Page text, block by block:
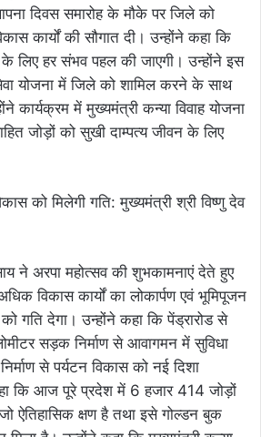
दिवस समारोह के मौके पर जिले को
कार्यों की सौगात दी। उन्होंने कहा कि
लिए हर संभव पहल की जाएगी। उन्होंने इस
योजना में जिले को शामिल करने के साथ
कार्यक्रम में मुख्यमंत्री कन्या विवाह योजना
जोड़ों को सुखी दाम्पत्य जीवन के लिए
ने अरपा महोत्सव की शुभकामनाएं देते हुए
विकास कार्यों का लोकार्पण एवं भूमिपूजन
गति देगा। उन्होंने कहा कि पेंड्रारोड से
सड़क निर्माण से आवागमन में सुविधा
से पर्यटन विकास को नई दिशा
कि आज पूरे प्रदेश में 6 हजार 414 जोड़ों
ऐतिहासिक क्षण है तथा इसे गोल्डन बुक